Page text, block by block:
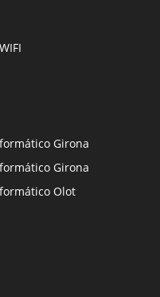
Girona
Girona
Olot